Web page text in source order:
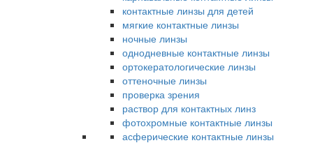
контактные линзы для детей
мягкие контактные линзы
ночные линзы
однодневные контактные линзы
ортокератологические линзы
оттеночные линзы
проверка зрения
раствор для контактных линз
фотохромные контактные линзы
асферические контактные линзы